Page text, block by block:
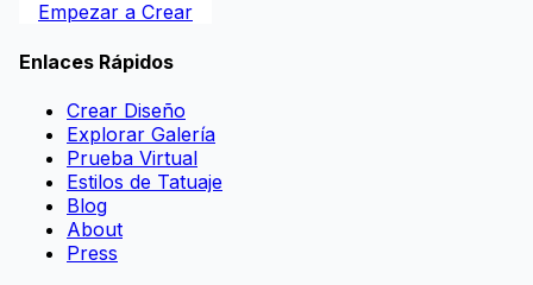
Empezar a Crear
Enlaces Rápidos
Crear Diseño
Explorar Galería
Prueba Virtual
Estilos de Tatuaje
Blog
About
Press